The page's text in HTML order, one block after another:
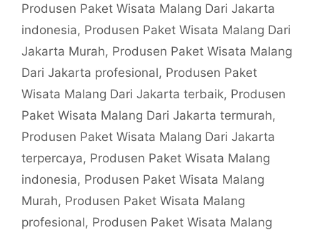
Produsen Paket Wisata Malang Dari Jakarta
indonesia, Produsen Paket Wisata Malang Dari
Jakarta Murah, Produsen Paket Wisata Malang
Dari Jakarta profesional, Produsen Paket
Wisata Malang Dari Jakarta terbaik, Produsen
Paket Wisata Malang Dari Jakarta termurah,
Produsen Paket Wisata Malang Dari Jakarta
terpercaya, Produsen Paket Wisata Malang
indonesia, Produsen Paket Wisata Malang
Murah, Produsen Paket Wisata Malang
profesional, Produsen Paket Wisata Malang